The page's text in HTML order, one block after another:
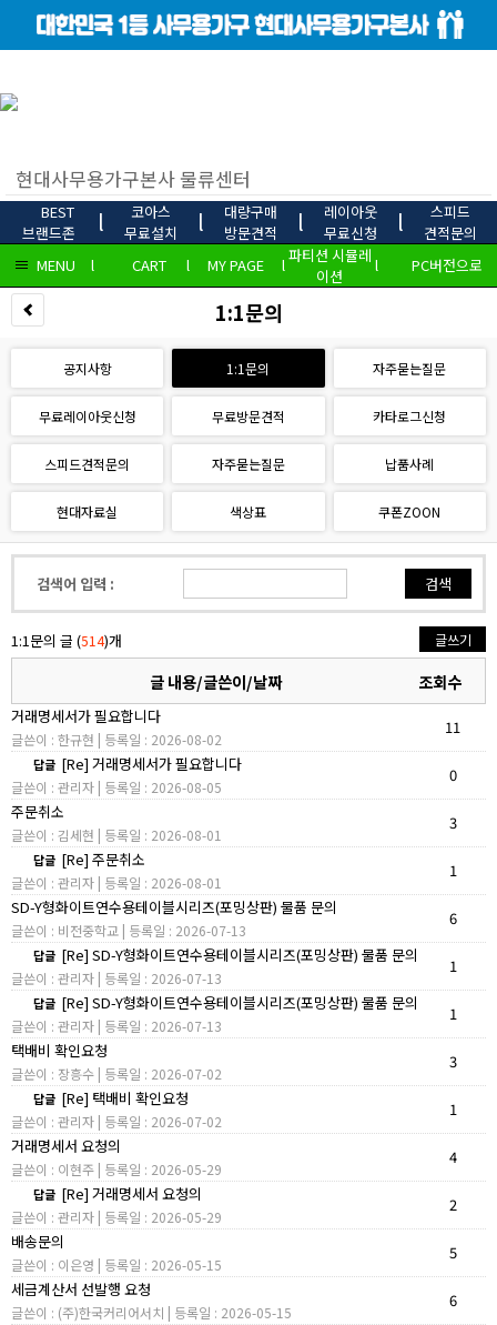
BEST
브랜드존
l
코아스
무료설치
l
대량구매
방문견적
l
레이아웃
무료신청
l
스피드
견적문의
MENU
l CART l MY PAGE l파티션 시뮬레
이션
l PC버전으로
1:1문의
공지사항 1:1문의 자주묻는질문
무료레이아웃신청 무료방문견적 카타로그신청
스피드견적문의 자주묻는질문 납품사례
현대자료실 색상표 쿠폰ZOON
검색어 입력 : 검색
1:1문의 글 (514)개 글쓰기
글 내용/글쓴이/날짜 조회수
거래명세서가 필요합니다
글쓴이 : 한규현 | 등록일 : 2026-08-02
11
답글 [Re] 거래명세서가 필요합니다
글쓴이 : 관리자 | 등록일 : 2026-08-05
0
주문취소
글쓴이 : 김세현 | 등록일 : 2026-08-01
3
답글 [Re] 주문취소
글쓴이 : 관리자 | 등록일 : 2026-08-01
1
SD-Y형화이트연수용테이블시리즈(포밍상판) 물품 문의
글쓴이 : 비전중학교 | 등록일 : 2026-07-13
6
답글 [Re] SD-Y형화이트연수용테이블시리즈(포밍상판) 물품 문의
글쓴이 : 관리자 | 등록일 : 2026-07-13
1
답글 [Re] SD-Y형화이트연수용테이블시리즈(포밍상판) 물품 문의
글쓴이 : 관리자 | 등록일 : 2026-07-13
1
택배비 확인요청
글쓴이 : 장흥수 | 등록일 : 2026-07-02
3
답글 [Re] 택배비 확인요청
글쓴이 : 관리자 | 등록일 : 2026-07-02
1
거래명세서 요청의
글쓴이 : 이현주 | 등록일 : 2026-05-29
4
답글 [Re] 거래명세서 요청의
글쓴이 : 관리자 | 등록일 : 2026-05-29
2
배송문의
글쓴이 : 이은영 | 등록일 : 2026-05-15
5
세금계산서 선발행 요청
글쓴이 : (주)한국커리어서치 | 등록일 : 2026-05-15
6